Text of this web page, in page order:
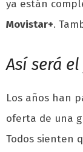
ya están
Movistar+.
Así será el
Los años han
oferta de una
Todos sienten